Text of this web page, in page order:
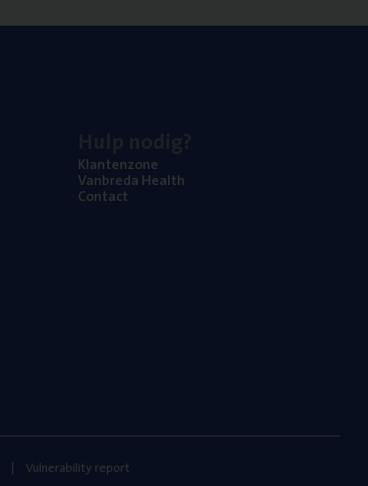
Klan­ten­zo­ne
Van­b­re­da Health
Con­tact
Vulnerability report